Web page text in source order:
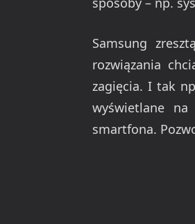
Samsung
rozwiązania
zagięcia. I tak
wyświetlane
smartfona.